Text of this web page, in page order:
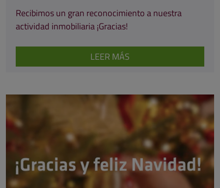
Recibimos un gran reconocimiento a nuestra
actividad inmobiliaria ¡Gracias!
LEER MÁS